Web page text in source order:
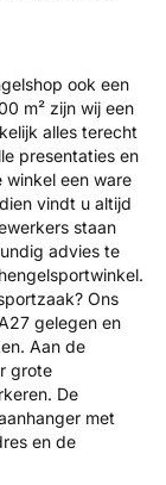
ook een
m² zijn wij een
alles terecht
presentaties en
winkel een ware
vindt u altijd
staan
advies te
Ons
gelegen en
Aan de
grote
De
met
en de